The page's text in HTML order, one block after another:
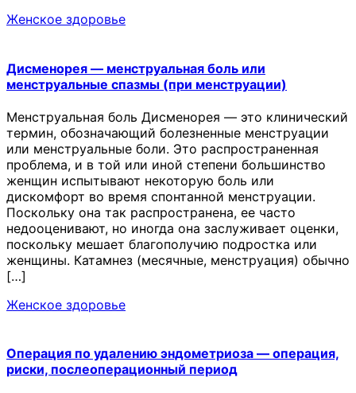
Женское здоровье
Дисменорея — менструальная боль или
менструальные спазмы (при менструации)
Менструальная боль Дисменорея — это клинический
термин, обозначающий болезненные менструации
или менструальные боли. Это распространенная
проблема, и в той или иной степени большинство
женщин испытывают некоторую боль или
дискомфорт во время спонтанной менструации.
Поскольку она так распространена, ее часто
недооценивают, но иногда она заслуживает оценки,
поскольку мешает благополучию подростка или
женщины. Катамнез (месячные, менструация) обычно
[…]
Женское здоровье
Операция по удалению эндометриоза — операция,
риски, послеоперационный период